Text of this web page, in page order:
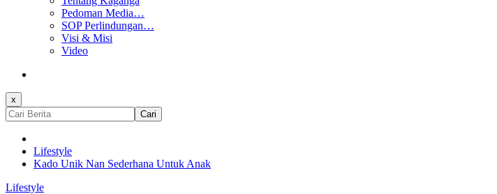
Pedoman Media…
SOP Perlindungan…
Visi & Misi
Video
x
Cari
Lifestyle
Kado Unik Nan Sederhana Untuk Anak
Lifestyle